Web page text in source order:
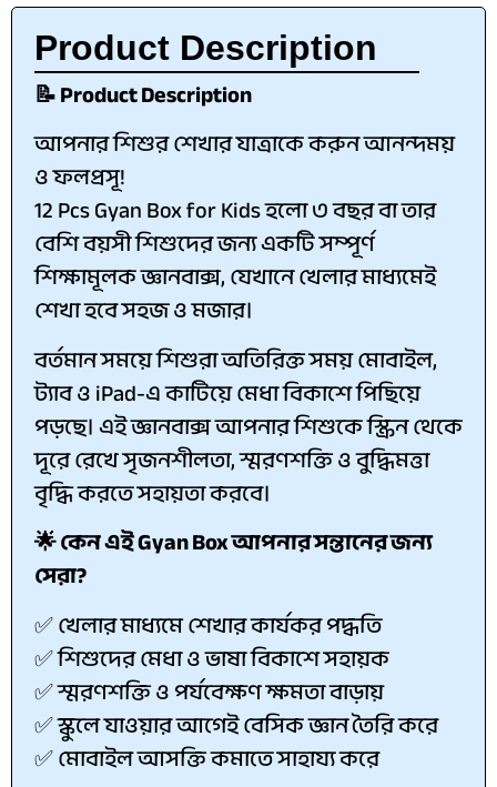
Product Description
📝 Product Description
আপনার শিশুর শেখার যাত্রাকে করুন আনন্দময়
ও ফলপ্রসূ!
12 Pcs Gyan Box for Kids হলো ৩ বছর বা তার
বেশি বয়সী শিশুদের জন্য একটি সম্পূর্ণ
শিক্ষামূলক জ্ঞানবাক্স, যেখানে খেলার মাধ্যমেই
শেখা হবে সহজ ও মজার।
বর্তমান সময়ে শিশুরা অতিরিক্ত সময় মোবাইল,
ট্যাব ও iPad-এ কাটিয়ে মেধা বিকাশে পিছিয়ে
পড়ছে। এই জ্ঞানবাক্স আপনার শিশুকে স্ক্রিন থেকে
দূরে রেখে সৃজনশীলতা, স্মরণশক্তি ও বুদ্ধিমত্তা
বৃদ্ধি করতে সহায়তা করবে।
🌟 কেন এই Gyan Box আপনার সন্তানের জন্য
সেরা?
✅ খেলার মাধ্যমে শেখার কার্যকর পদ্ধতি
✅ শিশুদের মেধা ও ভাষা বিকাশে সহায়ক
✅ স্মরণশক্তি ও পর্যবেক্ষণ ক্ষমতা বাড়ায়
✅ স্কুলে যাওয়ার আগেই বেসিক জ্ঞান তৈরি করে
✅ মোবাইল আসক্তি কমাতে সাহায্য করে